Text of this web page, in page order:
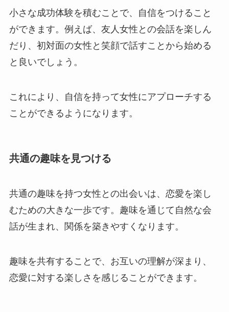
小さな成功体験を積むことで、自信をつけること
ができます。例えば、友人女性との会話を楽しん
だり、初対面の女性と笑顔で話すことから始める
と良いでしょう。
これにより、自信を持って女性にアプローチする
ことができるようになります。
共通の趣味を見つける
共通の趣味を持つ女性との出会いは、恋愛を楽し
むための大きな一歩です。趣味を通じて自然な会
話が生まれ、関係を築きやすくなります。
趣味を共有することで、お互いの理解が深まり、
恋愛に対する楽しさを感じることができます。